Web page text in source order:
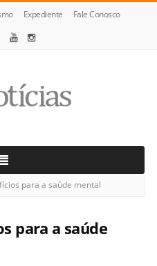
Expediente Fale Conosco
para a saúde mental
para a saúde